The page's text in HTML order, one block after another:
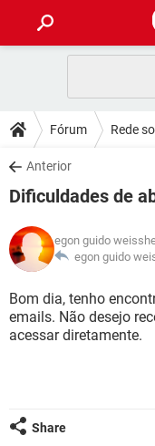
CELULAR
OUTLOOK
INSTAGRAM
GUIA DE COMPRAS
DICAS
JOGOS
INSTAGRAM
GUIA DE COMPRAS
DOWNLOADS
JOGOS
CELULAR
OUTLOOK
INSTAGRAM
GUIA DE COMPRAS
JOGOS
CELULAR
OUTLOOK
INSTAGRAM
GLOSSÁRIO
JOGOS
CELULAR
GUIA DE COMPRAS
Fórum Rede
Anterior
Dificuldades de
egon guido
egon guido
Bom dia, tenho
emails. Não desejo
acessar diretamente.
Share